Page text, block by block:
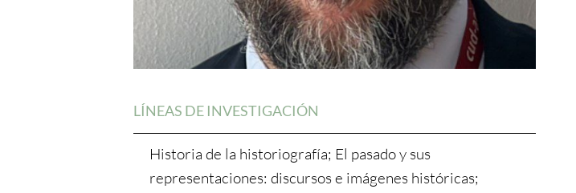
LÍNEAS DE INVESTIGACIÓN
Historia de la historiografía; El pasado y sus
representaciones: discursos e imágenes históricas;